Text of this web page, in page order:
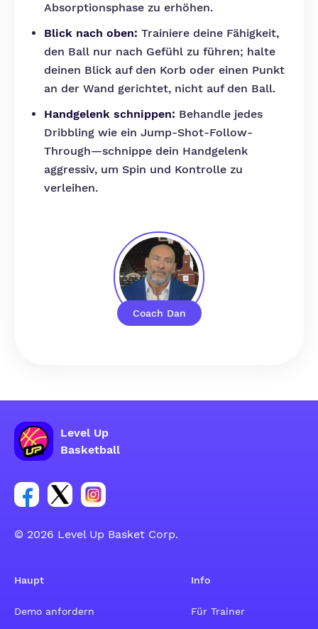
Coach Dan
Absorptionsphase zu erhöhen.
Blick nach oben: Trainiere deine Fähigkeit,
den Ball nur nach Gefühl zu führen; halte
deinen Blick auf den Korb oder einen Punkt
an der Wand gerichtet, nicht auf den Ball.
Handgelenk schnippen: Behandle jedes
Dribbling wie ein Jump-Shot-Follow-
Through—schnippe dein Handgelenk
aggressiv, um Spin und Kontrolle zu
verleihen.
Level Up
Basketball
Link zur Facebook-Gruppe
Link zum Tweeter-Account
Link zum Instagram-Account
© 2026 Level Up Basket Corp.
Haupt
Demo anfordern
Info
Für Trainer